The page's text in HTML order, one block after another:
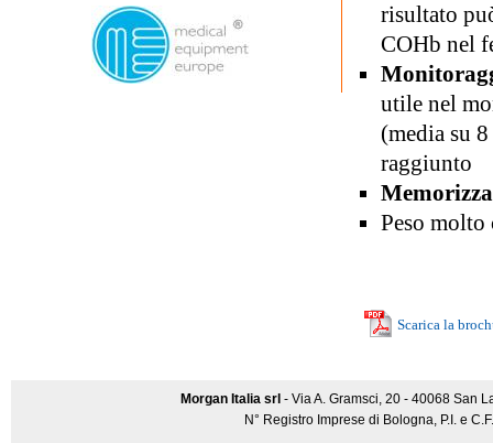
risultato
COHb nel
utile nel
(media su
raggiunto
Peso
Scarica la
Morgan Italia srl - Via A. Gramsci, 20 - 40068 San
N° Registro Imprese di Bologna, P.I. e